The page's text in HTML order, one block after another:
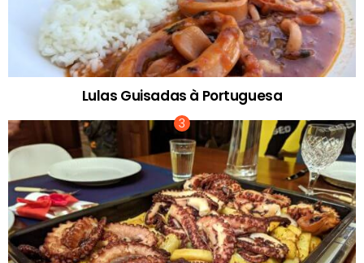
Lulas Guisadas à Portuguesa